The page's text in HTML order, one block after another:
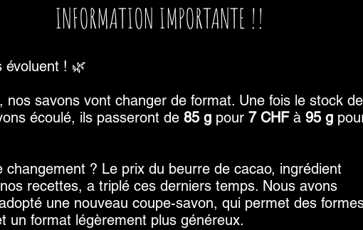
INFORMATION IMPORTANTE !!
évoluent ! 🌿
nos savons vont changer de format. Une fois le stock
écoulé, ils passeront de 85 g pour 7 CHFà 95 g
changement ? Le prix du beurre de cacao, ingrédient
recettes, a triplé ces derniers temps. Nous avons
une nouveau coupe-savon, qui permet des
un format légèrement plus généreux.